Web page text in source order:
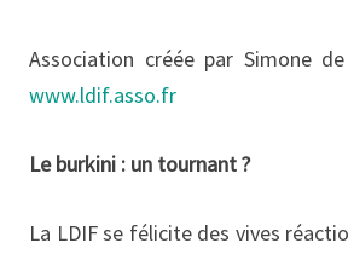
Association créée par Simone
www.ldif.asso.fr
Le burkini : un tournant ?
La LDIF se félicite des vives